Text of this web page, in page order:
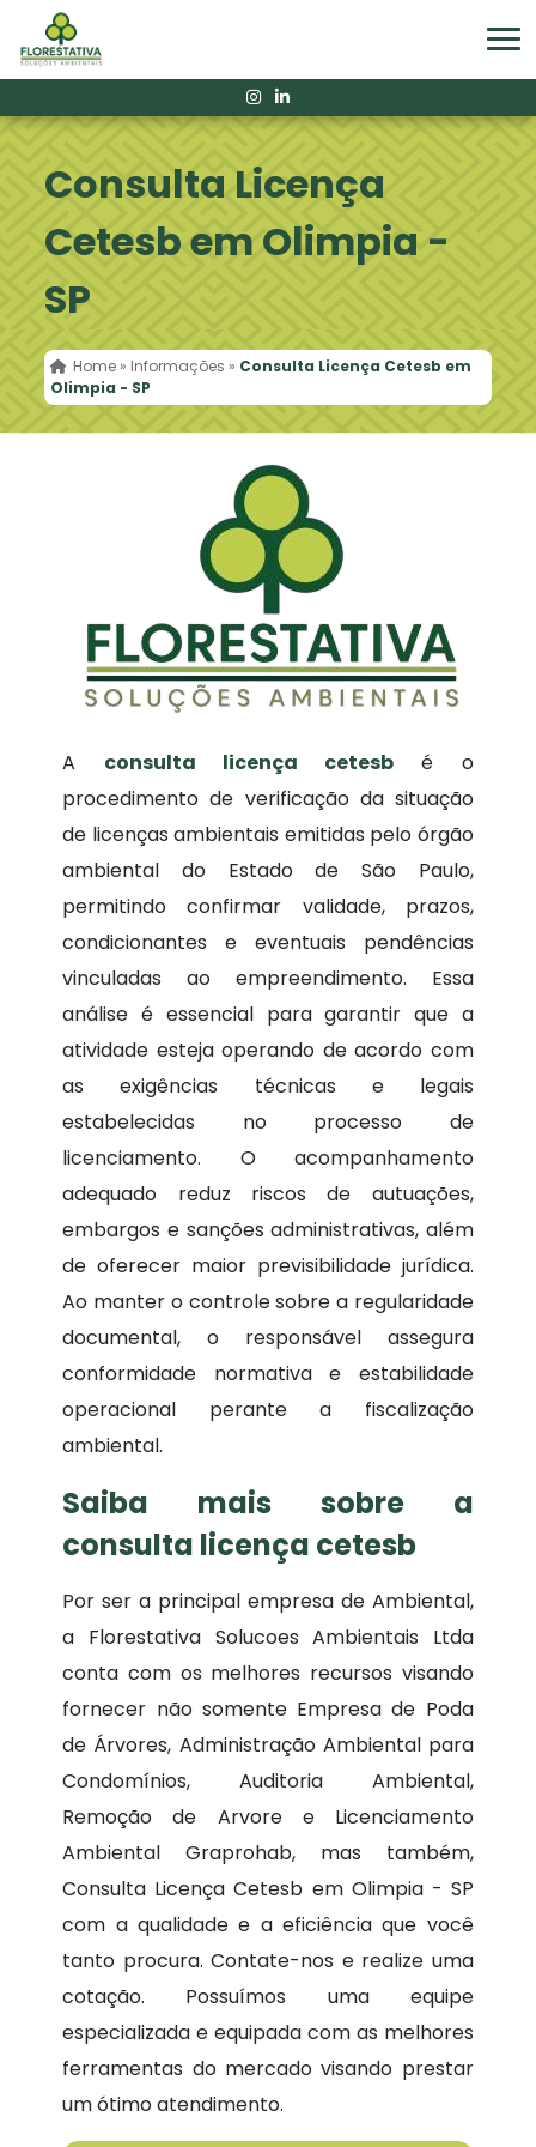
Consulta Licença
Cetesb em Olimpia -
SP
Home » Informações » Consulta Licença Cetesb em
Olimpia - SP
A consulta licença cetesb é o
procedimento de verificação da situação
de licenças ambientais emitidas pelo órgão
ambiental do Estado de São Paulo,
permitindo confirmar validade, prazos,
condicionantes e eventuais pendências
vinculadas ao empreendimento. Essa
análise é essencial para garantir que a
atividade esteja operando de acordo com
as exigências técnicas e legais
estabelecidas no processo de
licenciamento. O acompanhamento
adequado reduz riscos de autuações,
embargos e sanções administrativas, além
de oferecer maior previsibilidade jurídica.
Ao manter o controle sobre a regularidade
documental, o responsável assegura
conformidade normativa e estabilidade
operacional perante a fiscalização
ambiental.
Saiba mais sobre a
consulta licença cetesb
Por ser a principal empresa de Ambiental,
a Florestativa Solucoes Ambientais Ltda
conta com os melhores recursos visando
fornecer não somente Empresa de Poda
de Árvores, Administração Ambiental para
Condomínios, Auditoria Ambiental,
Remoção de Arvore e Licenciamento
Ambiental Graprohab, mas também,
Consulta Licença Cetesb em Olimpia - SP
com a qualidade e a eficiência que você
tanto procura. Contate-nos e realize uma
cotação. Possuímos uma equipe
especializada e equipada com as melhores
ferramentas do mercado visando prestar
um ótimo atendimento.